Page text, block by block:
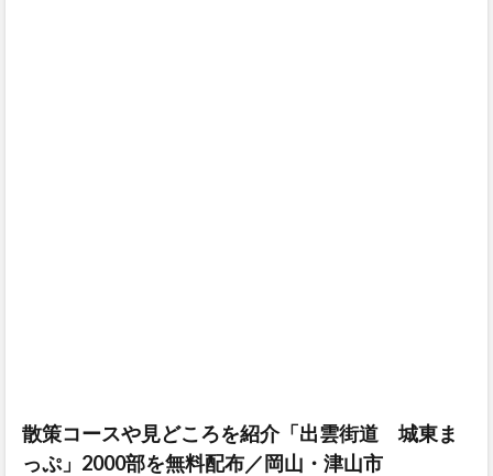
散策コースや見どころを紹介「出雲街道 城東ま
っぷ」2000部を無料配布／岡山・津山市